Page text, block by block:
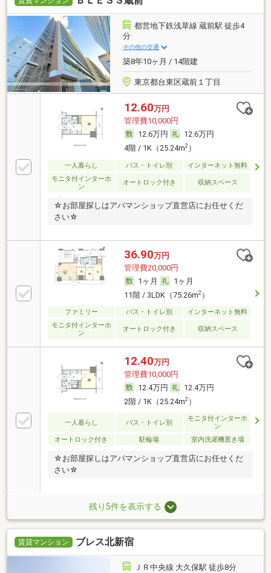
都営地下鉄浅草線 蔵前駅 徒歩4
分
その他の交通
築8年10ヶ月 / 14階建
東京都台東区蔵前１丁目
12.60万円
管理費10,000円
12.6万円
12.6万円
4階 / 1K（25.24m2）
一人暮らし バス・トイレ別
インターネット無料
モニタ付インターホ
ン
オートロック付き 収納スペース
☆お部屋探しはアパマンショップ直営店にお任せくだ
さい☆
36.90万円
管理費20,000円
1ヶ月
1ヶ月
11階 / 3LDK（75.26m2）
ファミリー バス・トイレ別
インターネット無料
モニタ付インターホ
ン
オートロック付き 収納スペース
12.40万円
管理費10,000円
12.4万円
12.4万円
2階 / 1K（25.24m2）
一人暮らし バス・トイレ別
モニタ付インターホ
ン
オートロック付き
駐輪場 室内洗濯機置き場
☆お部屋探しはアパマンショップ直営店にお任せくだ
さい☆
残り5件を表示する
賃貸マンション ブレス北新宿
ＪＲ中央線 大久保駅 徒歩8分